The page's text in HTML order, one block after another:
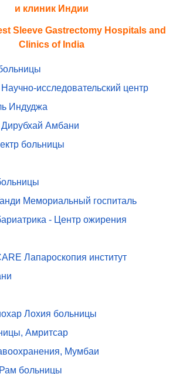
и клиник Индии
Sleeve Gastrectomy Hospitals and
Clinics of India
исследовательский центр
Индуджа
Дирубхай Амбани
больницы
Мемориальный госпиталь
- Центр ожирения
Лапароскопия институт
Лохия больницы
Амритсар
Мумбаи
больницы